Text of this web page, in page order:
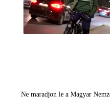
Ne maradjon le a Magyar